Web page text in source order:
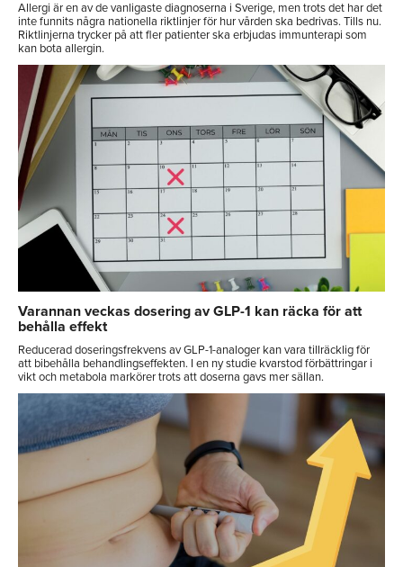
Allergi är en av de vanligaste diagnoserna i Sverige, men trots det har det
inte funnits några nationella riktlinjer för hur vården ska bedrivas. Tills nu.
Riktlinjerna trycker på att fler patienter ska erbjudas immunterapi som
kan bota allergin.
Varannan veckas dosering av GLP-1 kan räcka för att
behålla effekt
Reducerad doseringsfrekvens av GLP-1-analoger kan vara tillräcklig för
att bibehålla behandlingseffekten. I en ny studie kvarstod förbättringar i
vikt och metabola markörer trots att doserna gavs mer sällan.